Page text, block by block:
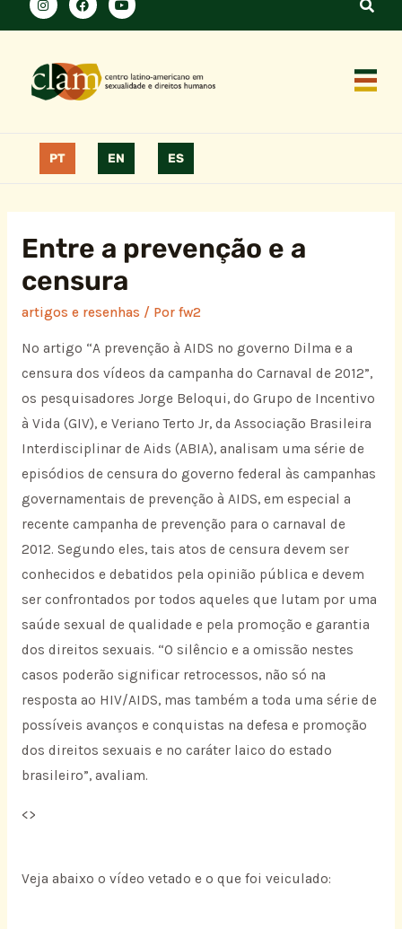
PT EN ES
Entre a prevenção e a
censura
artigos e resenhas / Por fw2
No artigo “A prevenção à AIDS no governo Dilma e a
censura dos vídeos da campanha do Carnaval de 2012”,
os pesquisadores Jorge Beloqui, do Grupo de Incentivo
à Vida (GIV), e Veriano Terto Jr, da Associação Brasileira
Interdisciplinar de Aids (ABIA), analisam uma série de
episódios de censura do governo federal às campanhas
governamentais de prevenção à AIDS, em especial a
recente campanha de prevenção para o carnaval de
2012. Segundo eles, tais atos de censura devem ser
conhecidos e debatidos pela opinião pública e devem
ser confrontados por todos aqueles que lutam por uma
saúde sexual de qualidade e pela promoção e garantia
dos direitos sexuais. “O silêncio e a omissão nestes
casos poderão significar retrocessos, não só na
resposta ao HIV/AIDS, mas também a toda uma série de
possíveis avanços e conquistas na defesa e promoção
dos direitos sexuais e no caráter laico do estado
brasileiro”, avaliam.
<>
Veja abaixo o vídeo vetado e o que foi veiculado: